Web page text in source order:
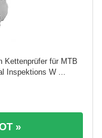
Kettenprüfer für MTB
Inspektions W ...
»